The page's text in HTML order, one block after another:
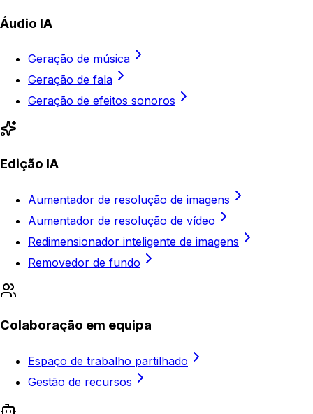
Áudio IA
Geração de música
Geração de fala
Geração de efeitos sonoros
Edição IA
Aumentador de resolução de imagens
Aumentador de resolução de vídeo
Redimensionador inteligente de imagens
Removedor de fundo
Colaboração em equipa
Espaço de trabalho partilhado
Gestão de recursos